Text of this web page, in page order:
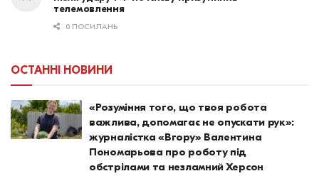
телемовлення
0 ПОСИЛАНЬ
ОСТАННІ НОВИНИ
«Розуміння того, що твоя робота
важлива, допомагає не опускати рук»:
журналістка «Вгору» Валентина
Пономарьова про роботу під
обстрілами та незламний Херсон